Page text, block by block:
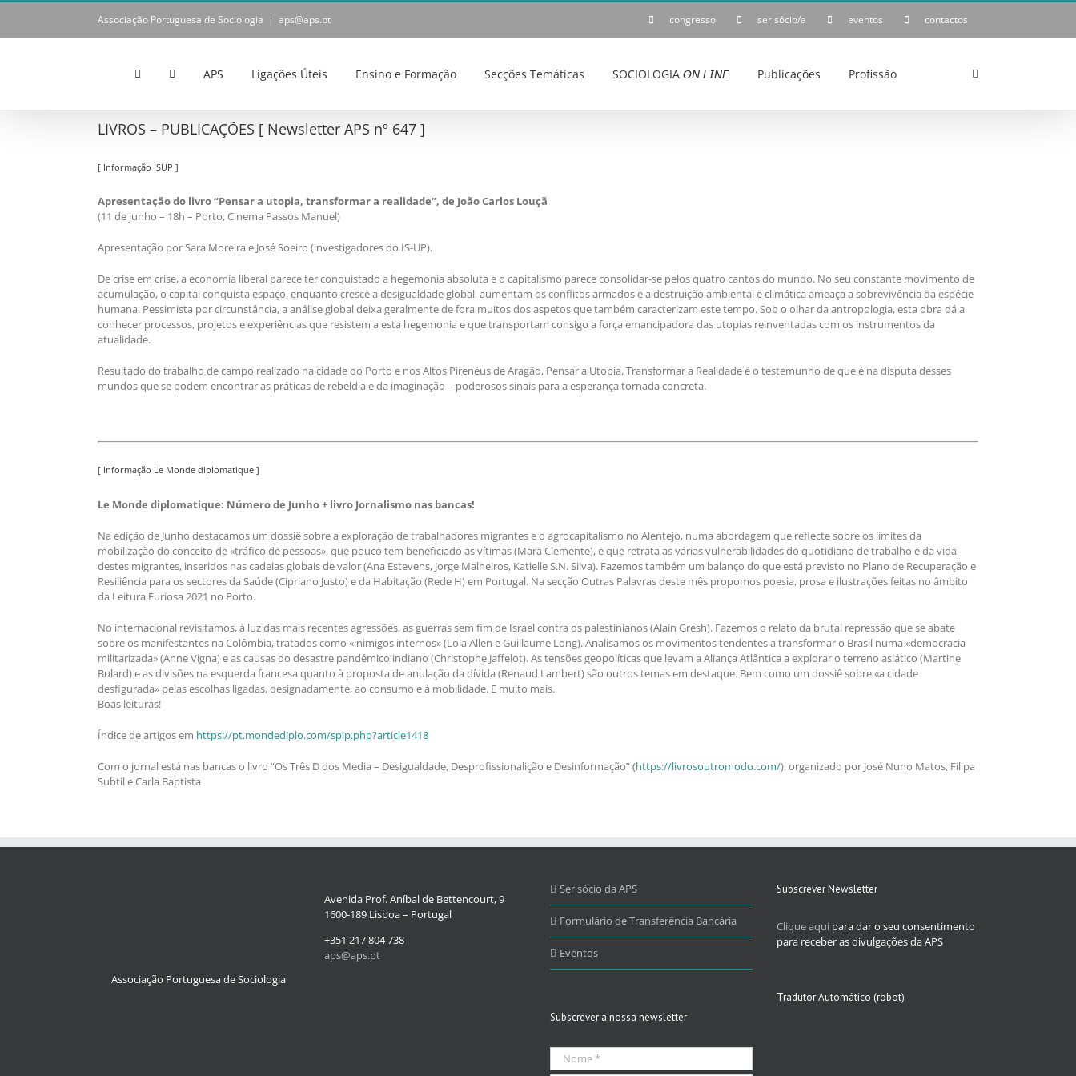
Skip
content
Associação Portuguesa de Sociologia | aps@aps.pt congresso ser sócio/a eventos contactos
APS Ligações Úteis Ensino e Formação Secções Temáticas SOCIOLOGIA 𝘖𝘕 𝘓𝘐𝘕𝘌 Publicações Profissão
LIVROS – PUBLICAÇÕES [ Newsletter APS nº 647 ]
[ Informação ISUP ]
Apresentação do livro “Pensar a utopia, transformar a realidade”, de João Carlos Louçã
(11 de junho – 18h – Porto, Cinema Passos Manuel)
Apresentação por Sara Moreira e José Soeiro (investigadores do IS-UP).
De crise em crise, a economia liberal parece ter conquistado a hegemonia absoluta e o capitalismo parece consolidar-se pelos quatro cantos do mundo. No seu constante movimento de
acumulação, o capital conquista espaço, enquanto cresce a desigualdade global, aumentam os conflitos armados e a destruição ambiental e climática ameaça a sobrevivência da espécie
humana. Pessimista por circunstância, a análise global deixa geralmente de fora muitos dos aspetos que também caracterizam este tempo. Sob o olhar da antropologia, esta obra dá a
conhecer processos, projetos e experiências que resistem a esta hegemonia e que transportam consigo a força emancipadora das utopias reinventadas com os instrumentos da
atualidade.
Resultado do trabalho de campo realizado na cidade do Porto e nos Altos Pirenéus de Aragão, Pensar a Utopia, Transformar a Realidade é o testemunho de que é na disputa desses
mundos que se podem encontrar as práticas de rebeldia e da imaginação – poderosos sinais para a esperança tornada concreta.
[ Informação Le Monde diplomatique ]
Le Monde diplomatique: Número de Junho + livro Jornalismo nas bancas!
Na edição de Junho destacamos um dossiê sobre a exploração de trabalhadores migrantes e o agrocapitalismo no Alentejo, numa abordagem que reflecte sobre os limites da
mobilização do conceito de «tráfico de pessoas», que pouco tem beneficiado as vítimas (Mara Clemente), e que retrata as várias vulnerabilidades do quotidiano de trabalho e da vida
destes migrantes, inseridos nas cadeias globais de valor (Ana Estevens, Jorge Malheiros, Katielle S.N. Silva). Fazemos também um balanço do que está previsto no Plano de Recuperação e
Resiliência para os sectores da Saúde (Cipriano Justo) e da Habitação (Rede H) em Portugal. Na secção Outras Palavras deste mês propomos poesia, prosa e ilustrações feitas no âmbito
da Leitura Furiosa 2021 no Porto.
No internacional revisitamos, à luz das mais recentes agressões, as guerras sem fim de Israel contra os palestinianos (Alain Gresh). Fazemos o relato da brutal repressão que se abate
sobre os manifestantes na Colômbia, tratados como «inimigos internos» (Lola Allen e Guillaume Long). Analisamos os movimentos tendentes a transformar o Brasil numa «democracia
militarizada» (Anne Vigna) e as causas do desastre pandémico indiano (Christophe Jaffelot). As tensões geopolíticas que levam a Aliança Atlântica a explorar o terreno asiático (Martine
Bulard) e as divisões na esquerda francesa quanto à proposta de anulação da dívida (Renaud Lambert) são outros temas em destaque. Bem como um dossiê sobre «a cidade
desfigurada» pelas escolhas ligadas, designadamente, ao consumo e à mobilidade. E muito mais.
Boas leituras!
Índice de artigos em https://pt.mondediplo.com/spip.php?article1418
Com o jornal está nas bancas o livro “Os Três D dos Media – Desigualdade, Desprofissionalição e Desinformação” (https://livrosoutromodo.com/), organizado por José Nuno Matos, Filipa
Subtil e Carla Baptista
Associação Portuguesa de Sociologia
Avenida Prof. Aníbal de Bettencourt, 9
1600-189 Lisboa – Portugal
+351 217 804 738
aps@aps.pt
Ser sócio da APS
Formulário de Transferência Bancária
Eventos
Subscrever a nossa newsletter
Subscrever Newsletter
Clique aqui para dar o seu consentimento
para receber as divulgações da APS
Tradutor Automático (robot)